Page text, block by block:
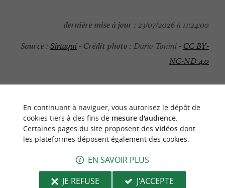
dernière mise à jour : 23/07/2026 à 11:24:00
Source : Sirtaqui-Crédit photo : Dario Tonini -CC BY-
NC-ND 4.0
NOUS AVONS TESTÉPOUR VOUS
En continuant à naviguer, vous autorisez le dépôt de
cookies tiers à des fins de mesure d'audience.
Certaines pages du site proposent des vidéosdont
les plateformes déposent également des cookies.
EN SAVOIR PLUS
JE REFUSE
J'ACCEPTE